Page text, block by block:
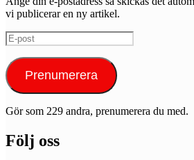
vi publicerar en ny artikel.
E-
post
Prenumerera
Gör som 229 andra, prenumerera du med.
Följ oss